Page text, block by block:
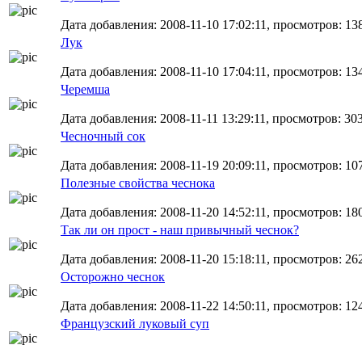
Дата добавления: 2008-11-10 17:02:11, просмотров:
Лук
Дата добавления: 2008-11-10 17:04:11, просмотров:
Черемша
Дата добавления: 2008-11-11 13:29:11, просмотров:
Чесночный сок
Дата добавления: 2008-11-19 20:09:11, просмотров:
Полезные свойства чеснока
Дата добавления: 2008-11-20 14:52:11, просмотров:
Так ли он прост - наш привычный чеснок?
Дата добавления: 2008-11-20 15:18:11, просмотров:
Осторожно чеснок
Дата добавления: 2008-11-22 14:50:11, просмотров:
Французский луковый суп